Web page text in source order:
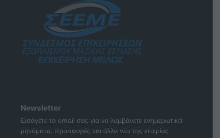
Newsletter
Εισάγετε το email σας για να λαμβάνετε ενημερωτικά
μηνύματα, προσφορές και άλλα νέα της εταιρίας.